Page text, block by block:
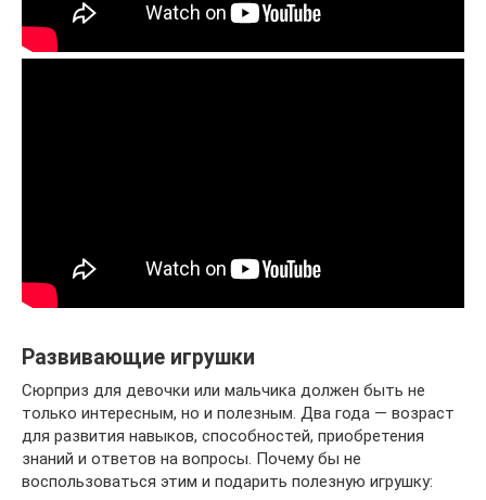
Развивающие игрушки
Сюрприз для девочки или мальчика должен быть не
только интересным, но и полезным. Два года — возраст
для развития навыков, способностей, приобретения
знаний и ответов на вопросы. Почему бы не
воспользоваться этим и подарить полезную игрушку: